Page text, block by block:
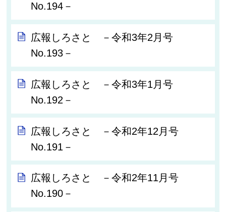
No.194－
広報しろさと －令和3年2月号
No.193－
広報しろさと －令和3年1月号
No.192－
広報しろさと －令和2年12月号
No.191－
広報しろさと －令和2年11月号
No.190－